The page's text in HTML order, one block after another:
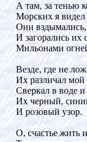
А там, за тенью
Морских я видел
Они
И загорались их
Мильонами
Везде, где не
Их различал мой
Сверкал в воде
Их черный,
И розовый узор.
О, счастье жить